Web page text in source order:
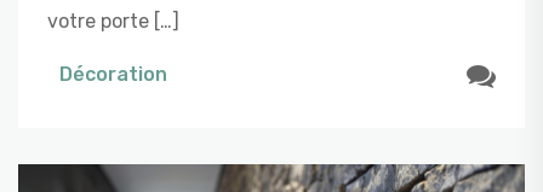
votre porte […]
Décoration